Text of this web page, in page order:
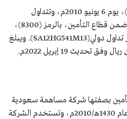
أدرجت في (تداول السعودية)، يوم 6 يونيو 2010م، وتتداول
أسهمها في السوق الرئيسية ضمن قطاع التأمين، بالرمز (8300)،
وبإسم (الوطنية) وتحمل رمز تداول دولي(SA12HG541M13). ويبلغ
بصفتها شركة مساهمة سعودية
عام 1430هـ/2010م، وتستخدم الشركة